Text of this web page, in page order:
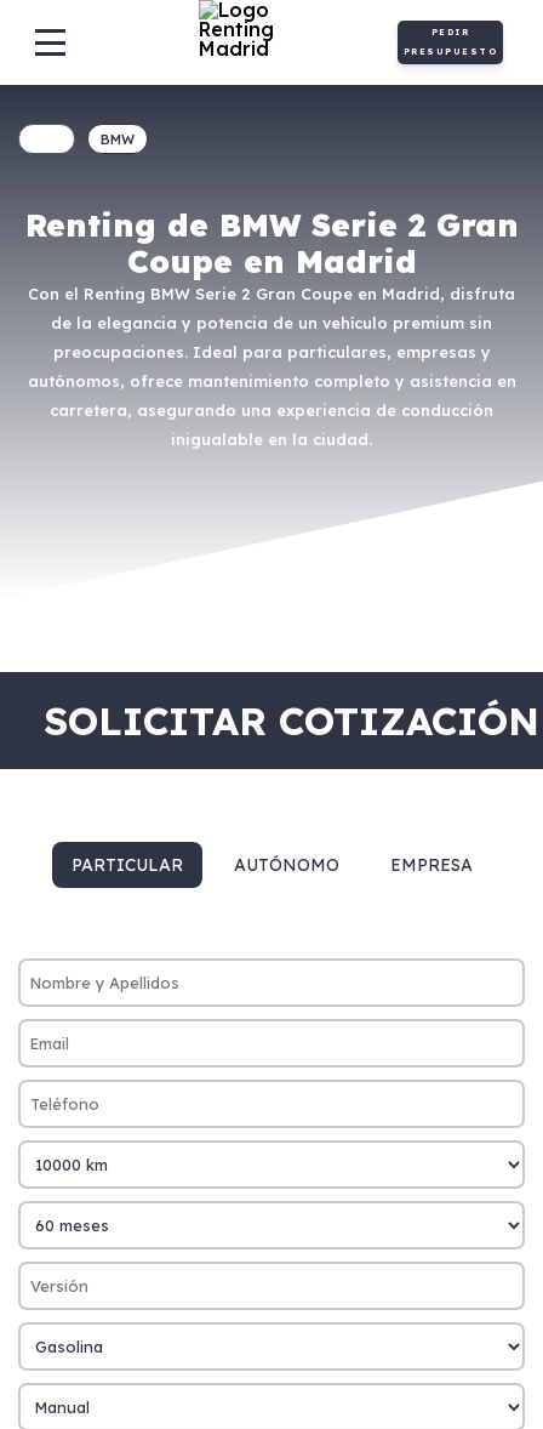
PEDIR
PRESUPUESTO
Renting de BMW Serie 2 Gran
Coupe en Madrid
Con el Renting BMW Serie 2 Gran Coupe en Madrid, disfruta
de la elegancia y potencia de un vehículo premium sin
preocupaciones. Ideal para particulares, empresas y
autónomos, ofrece mantenimiento completo y asistencia en
carretera, asegurando una experiencia de conducción
inigualable en la ciudad.
BMW
SOLICITAR COTIZACIÓN
PARTICULAR AUTÓNOMO EMPRESA